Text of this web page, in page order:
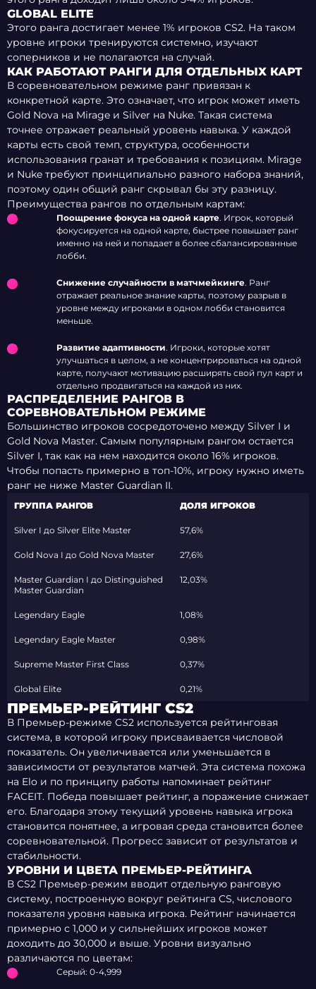
GLOBAL ELITE
Этого ранга достигает менее 1% игроков CS2. На таком
уровне игроки тренируются системно, изучают
соперников и не полагаются на случай.
КАК РАБОТАЮТ РАНГИ ДЛЯ ОТДЕЛЬНЫХ КАРТ
В соревновательном режиме ранг привязан к
конкретной карте. Это означает, что игрок может иметь
Gold Nova на Mirage и Silver на Nuke. Такая система
точнее отражает реальный уровень навыка. У каждой
карты есть свой темп, структура, особенности
использования гранат и требования к позициям. Mirage
и Nuke требуют принципиально разного набора знаний,
поэтому один общий ранг скрывал бы эту разницу.
Преимущества рангов по отдельным картам:
Поощрение фокуса на одной карте. Игрок, который
фокусируется на одной карте, быстрее повышает ранг
именно на ней и попадает в более сбалансированные
лобби.
Снижение случайности в матчмейкинге. Ранг
отражает реальное знание карты, поэтому разрыв в
уровне между игроками в одном лобби становится
меньше.
Развитие адаптивности. Игроки, которые хотят
улучшаться в целом, а не концентрироваться на одной
карте, получают мотивацию расширять свой пул карт и
отдельно продвигаться на каждой из них.
РАСПРЕДЕЛЕНИЕ РАНГОВ В
СОРЕВНОВАТЕЛЬНОМ РЕЖИМЕ
Большинство игроков сосредоточено между Silver I и
Gold Nova Master. Самым популярным рангом остается
Silver I, так как на нем находится около 16% игроков.
Чтобы попасть примерно в топ-10%, игроку нужно иметь
ранг не ниже Master Guardian II.
ГРУППА РАНГОВ ДОЛЯ ИГРОКОВ
Silver I до Silver Elite Master 57,6%
Gold Nova I до Gold Nova Master 27,6%
Master Guardian I до Distinguished
Master Guardian
12,03%
Legendary Eagle 1,08%
Legendary Eagle Master 0,98%
Supreme Master First Class 0,37%
Global Elite 0,21%
ПРЕМЬЕР-РЕЙТИНГ CS2
В Премьер-режиме CS2 используется рейтинговая
система, в которой игроку присваивается числовой
показатель. Он увеличивается или уменьшается в
зависимости от результатов матчей. Эта система похожа
на Elo и по принципу работы напоминает рейтинг
FACEIT. Победа повышает рейтинг, а поражение снижает
его. Благодаря этому текущий уровень навыка игрока
становится понятнее, а игровая среда становится более
соревновательной. Прогресс зависит от результатов и
стабильности.
УРОВНИ И ЦВЕТА ПРЕМЬЕР-РЕЙТИНГА
В CS2 Премьер-режим вводит отдельную ранговую
систему, построенную вокруг рейтинга CS, числового
показателя уровня навыка игрока. Рейтинг начинается
примерно с 1,000 и у сильнейших игроков может
доходить до 30,000 и выше. Уровни визуально
различаются по цветам:
Серый: 0-4,999